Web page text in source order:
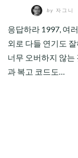
by 자그니
응답하라 1997, 여
외로 다들 연기도
너무 오버하지 않는
과 복고 코드도…